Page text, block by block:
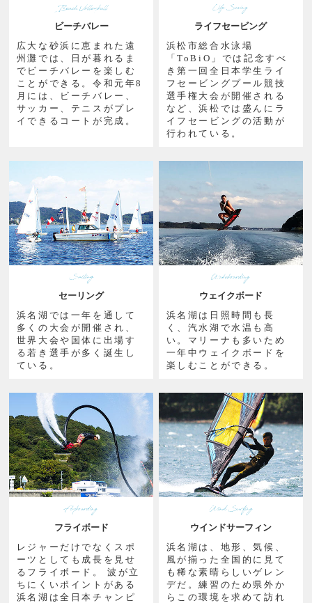
ビーチバレー
広大な砂浜に恵まれた遠
州灘では、日が暮れるま
でビーチバレーを楽しむ
ことができる。令和元年8
月には、ビーチバレー、
サッカー、テニスがプレ
イできるコートが完成。
ライフセービング
浜松市総合水泳場
「ToBiO」では記念すべ
き第一回全日本学生ライ
フセービングプール競技
選手権大会が開催される
など、浜松では盛んにラ
イフセービングの活動が
行われている。
セーリング
浜名湖では一年を通して
多くの大会が開催され、
世界大会や国体に出場す
る若き選手が多く誕生し
ている。
ウェイクボード
浜名湖は日照時間も長
く、汽水湖で水温も高
い。マリーナも多いため
一年中ウェイクボードを
楽しむことができる。
フライボード
レジャーだけでなくスポ
ーツとしても成長を見せ
るフライボード。 波が立
ちにくいポイントがある
浜名湖は全日本チャンピ
ウインドサーフィン
浜名湖は、地形、気候、
風が揃った全国的に見て
も稀な素晴らしいゲレン
デだ。練習のため県外か
らこの環境を求めて訪れ